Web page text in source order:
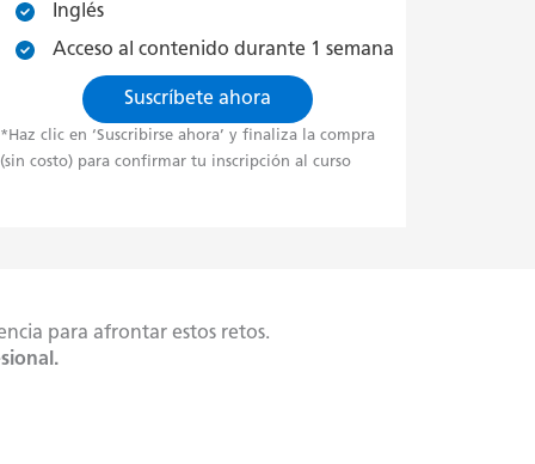
Inglés
Acceso al contenido durante 1 semana
Suscríbete ahora
*Haz clic en ‘Suscribirse ahora’ y finaliza la compra
(sin costo) para confirmar tu inscripción al curso
para afrontar estos retos.